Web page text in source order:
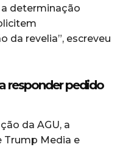
determinação
da revelia”, escreveu
responder pedido
da AGU, a
Trump Media e